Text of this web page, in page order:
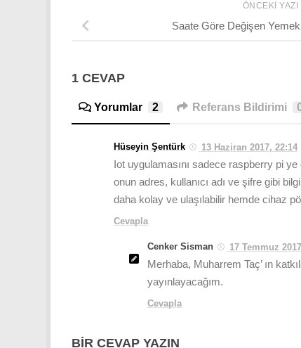
ÖNCEKI YAZI
Saate Göre Değişen
1 CEVAP
Yorumlar 2 Referans Bildirimi
Hüseyin Şentürk 13 Haziran 2017, 22:14
Iot uygulamasını sadece raspberry pi
onun adres, kullanıcı adı ve şifre gibi
daha kolay ve ulaşılabilir hemde cihaz
Cevapla
Cenker Sisman 17 Temmuz
Merhaba, Muharrem Taç’ ın
yayınlayacağım.
Cevapla
BIR CEVAP YAZIN